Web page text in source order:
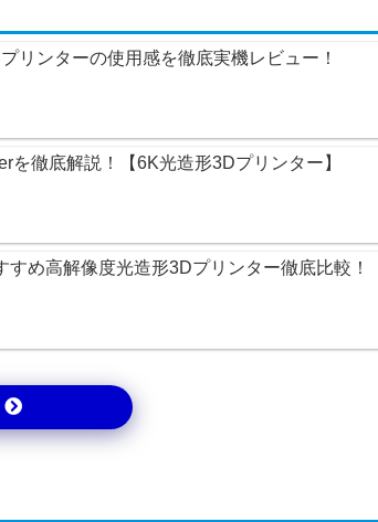
リンターの使用感を徹底実機レビュー！
を徹底解説！【6K光造形3Dプリンター】
すめ高解像度光造形3Dプリンター徹底比較！